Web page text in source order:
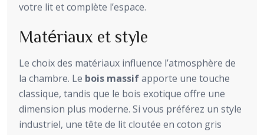
votre lit et complète l’espace.
Matériaux et style
Le choix des matériaux influence l’atmosphère de
la chambre. Le bois massifapporte une touche
classique, tandis que le bois exotique offre une
dimension plus moderne. Si vous préférez un style
industriel, une tête de lit cloutée en coton gris